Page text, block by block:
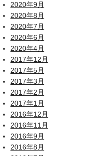
2020年9月
2020年8月
2020年7月
2020年6月
2020年4月
2017年12月
2017年5月
2017年3月
2017年2月
2017年1月
2016年12月
2016年11月
2016年9月
2016年8月